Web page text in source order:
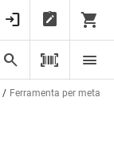
Ferramenta per